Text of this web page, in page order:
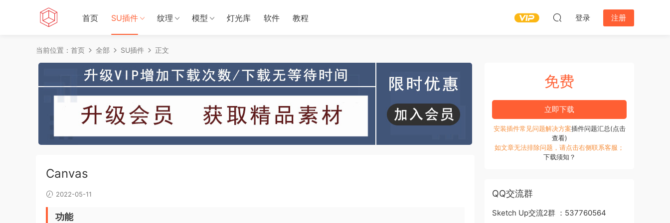
首页 SU插件 纹理 模型 灯光库 软件 教程 登录 注册
当前位置： 首页 全部 SU插件 正文
Canvas
2022-05-11
功能
免费
立即下载
安装插件常见问题解决方案插件问题汇总(点击
查看)
如文章无法排除问题，请点击右侧联系客服；
下载须知？
QQ交流群
Sketch Up交流2群 ：537760564